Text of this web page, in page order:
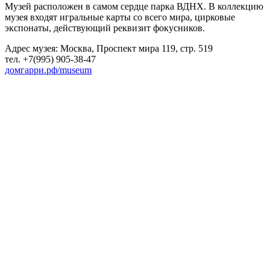
Музей расположен в самом сердце парка ВДНХ. В коллекцию
музея входят игральные карты со всего мира, цирковые
экспонаты, действующий реквизит фокусников.
Адрес музея: Москва, Проспект мира 119, стр. 519
тел. +7(995) 905-38-47
домгарри.рф/museum